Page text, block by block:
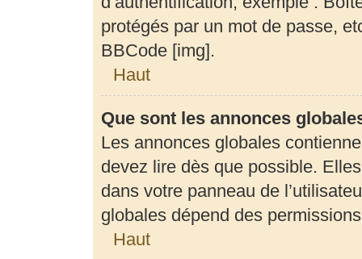
protégés par un mot de passe,
BBCode [img].
Haut
Que sont les annonces
Les annonces globales
devez lire dès que possible.
dans votre panneau de
globales dépend des
Haut